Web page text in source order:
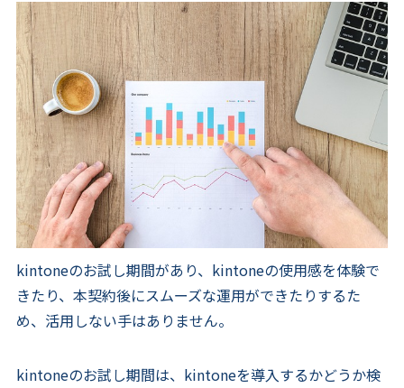
kintoneのお試し期間があり、kintoneの使用感を体験で
きたり、本契約後にスムーズな運用ができたりするた
め、活用しない手はありません。
kintoneのお試し期間は、kintoneを導入するかどうか検